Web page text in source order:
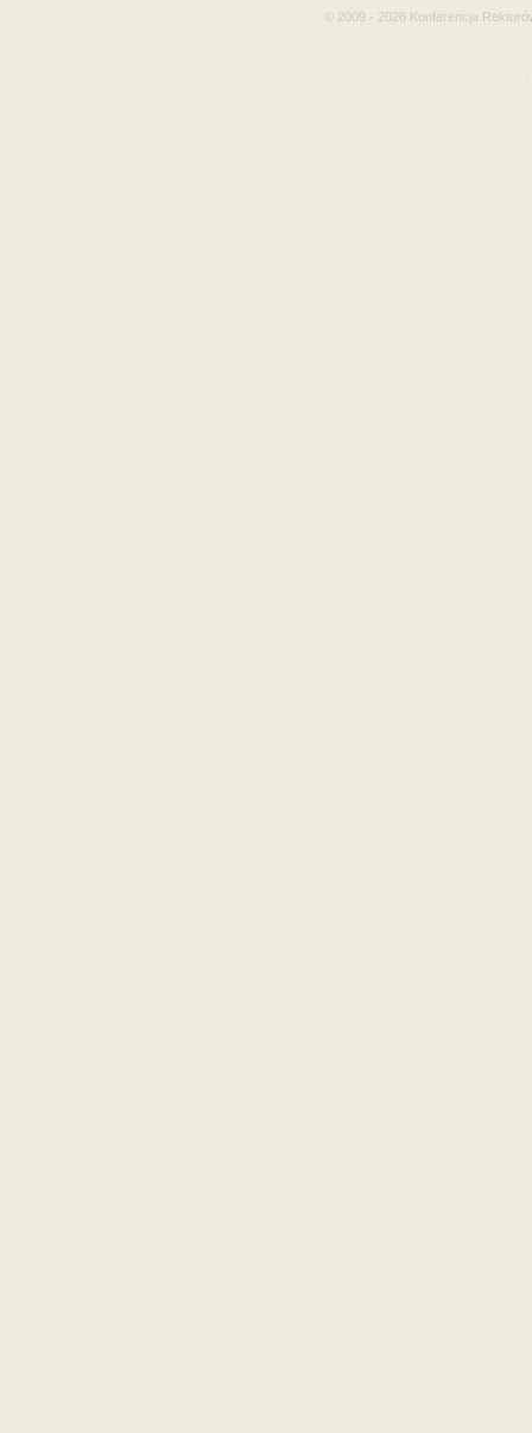
© 2009 - 2026 Konferencja